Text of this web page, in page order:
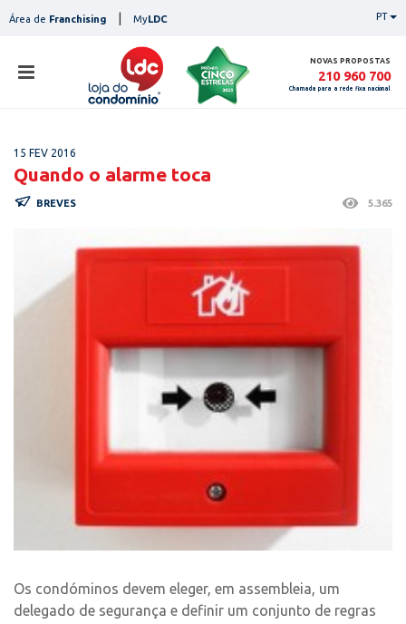
toÁrea de Franchising MyLDC PT
NOVAS PROPOSTAS
210 960 700
Chamada para a rede fixa nacional
notícias
contactos
15 FEV 2016
Quando o alarme toca
BREVES 5.365
Os condóminos devem eleger, em assembleia, um
delegado de segurança e definir um conjunto de regras